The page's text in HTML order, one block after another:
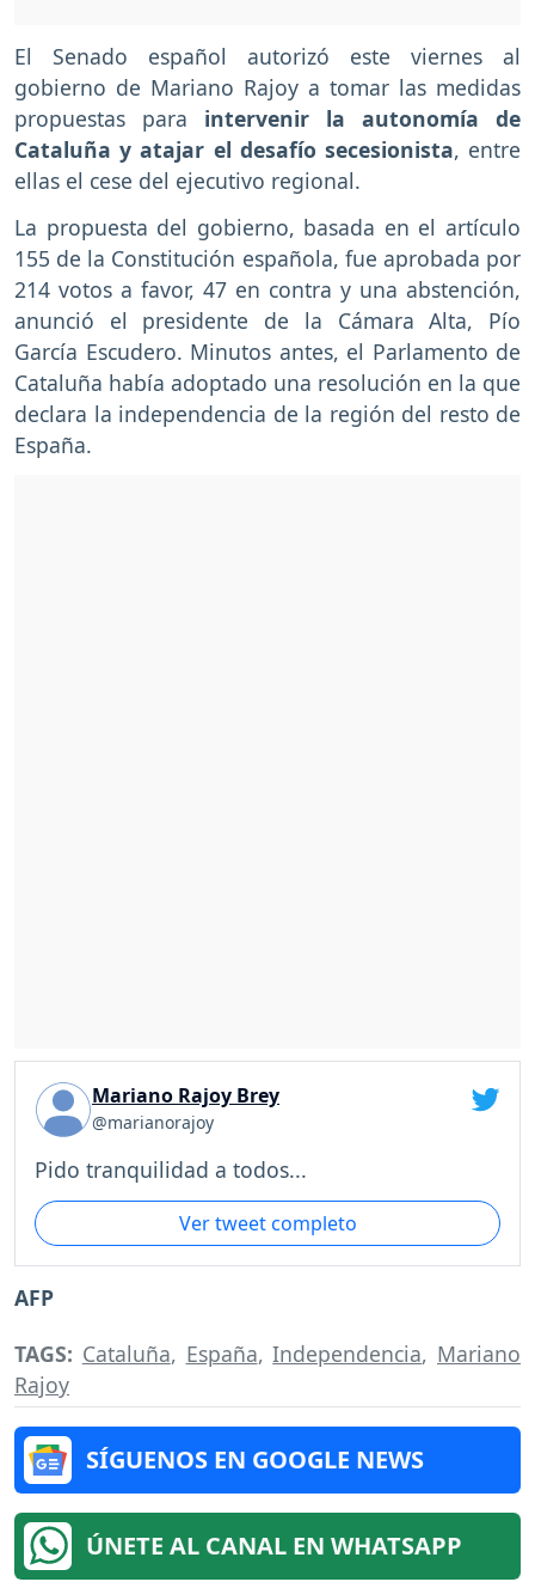
El Senado español autorizó este viernes al
gobierno de Mariano Rajoy a tomar las medidas
propuestas para intervenir la autonomía de
Cataluña y atajar el desafío secesionista, entre
ellas el cese del ejecutivo regional.
La propuesta del gobierno, basada en el artículo
155 de la Constitución española, fue aprobada por
214 votos a favor, 47 en contra y una abstención,
anunció el presidente de la Cámara Alta, Pío
García Escudero. Minutos antes, el Parlamento de
Cataluña había adoptado una resolución en la que
declara la independencia de la región del resto de
España.
Mariano Rajoy Brey
@marianorajoy
Pido tranquilidad a todos...
Ver tweet completo
AFP
TAGS: Cataluña, España,Independencia, Mariano
Rajoy
SÍGUENOS EN GOOGLE NEWS
ÚNETE AL CANAL EN WHATSAPP